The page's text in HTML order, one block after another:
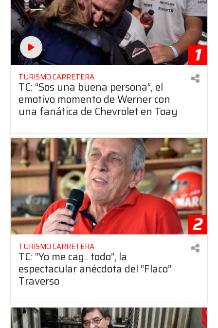
1
TURISMO CARRETERA
TC: “Sos una buena persona”, el
emotivo momento de Werner con
una fanática de Chevrolet en Toay
2
TURISMO CARRETERA
TC: “Yo me cag.. todo”, la
espectacular anécdota del “Flaco”
Traverso